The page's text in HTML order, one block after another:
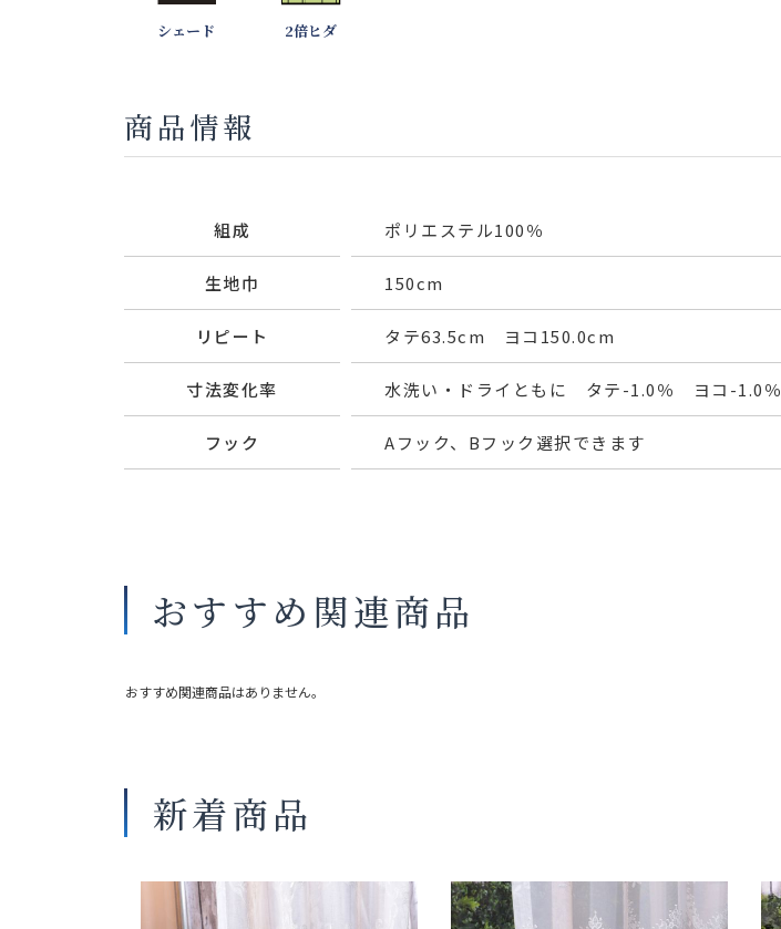
シェード 2倍ヒダ
商品情報
組成 ポリエステル100％
生地巾 150cm
リピート タテ63.5cm ヨコ150.0cm
寸法変化率 水洗い・ドライともに タテ-1.0％ ヨコ-1.0％
フック Aフック、Bフック選択できます
おすすめ関連商品
おすすめ関連商品はありません。
新着商品